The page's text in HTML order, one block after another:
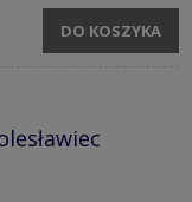
DO KOSZYKA